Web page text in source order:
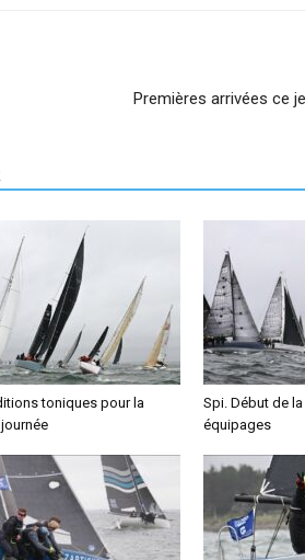
Premières arrivées ce
toniques pour la
Spi. Début de
équipages